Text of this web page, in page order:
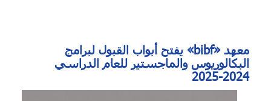
معهد «bibf» يفتح أبواب القبول لبرامج
البكالوريوس والماجستير للعام الدراسي
2024-2025